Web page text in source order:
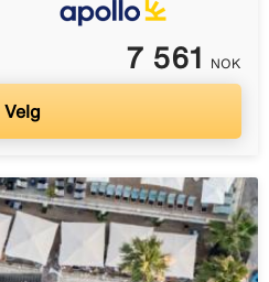
7 561 NOK
Velg